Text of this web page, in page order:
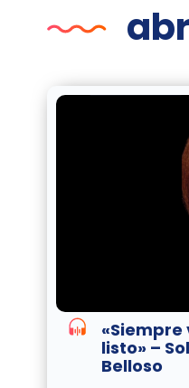
«Siempre
listo» –
Belloso